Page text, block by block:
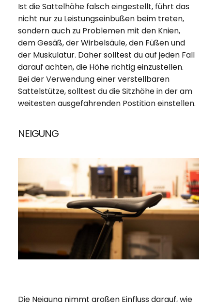
Ist die Sattelhöhe falsch eingestellt, führt das
nicht nur zu Leistungseinbußen beim treten,
sondern auch zu Problemen mit den Knien,
dem Gesäß, der Wirbelsäule, den Füßen und
der Muskulatur. Daher solltest du auf jeden Fall
darauf achten, die Höhe richtig einzustellen.
Bei der Verwendung einer verstellbaren
Sattelstütze, solltest du die Sitzhöhe in der am
weitesten ausgefahrenden Postition einstellen.
NEIGUNG
Die Neigung nimmt großen Einfluss darauf, wie